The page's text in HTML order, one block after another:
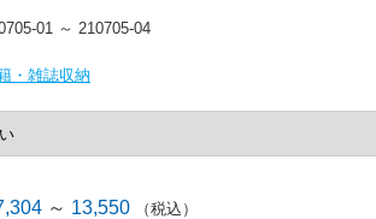
01 ～ 210705-04
・雑誌収納
～ 13,550 （税込）